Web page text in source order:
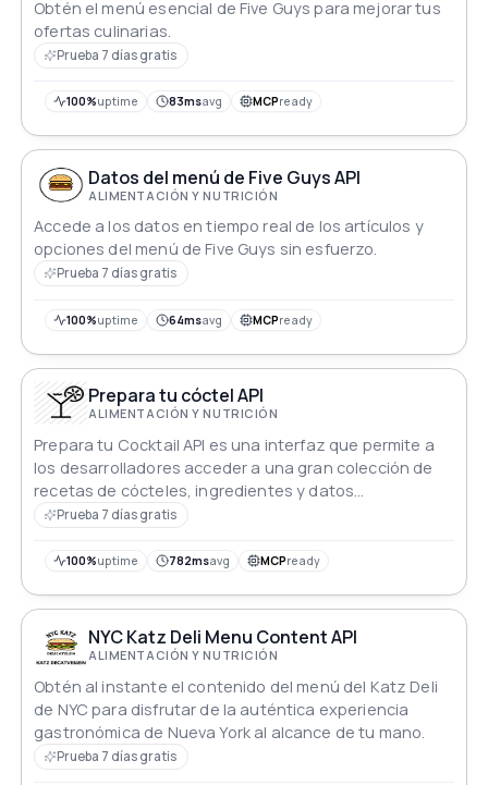
Obtén el menú esencial de Five Guys para mejorar tus
ofertas culinarias.
Prueba 7 días gratis
100%uptime 83msavg MCPready
Datos del menú de Five Guys API
ALIMENTACIÓN Y NUTRICIÓN
Accede a los datos en tiempo real de los artículos y
opciones del menú de Five Guys sin esfuerzo.
Prueba 7 días gratis
100%uptime 64msavg MCPready
Prepara tu cóctel API
ALIMENTACIÓN Y NUTRICIÓN
Prepara tu Cocktail API es una interfaz que permite a
los desarrolladores acceder a una gran colección de
recetas de cócteles, ingredientes y datos
relacionados.
Prueba 7 días gratis
100%uptime 782msavg MCPready
NYC Katz Deli Menu Content API
ALIMENTACIÓN Y NUTRICIÓN
Obtén al instante el contenido del menú del Katz Deli
de NYC para disfrutar de la auténtica experiencia
gastronómica de Nueva York al alcance de tu mano.
Prueba 7 días gratis